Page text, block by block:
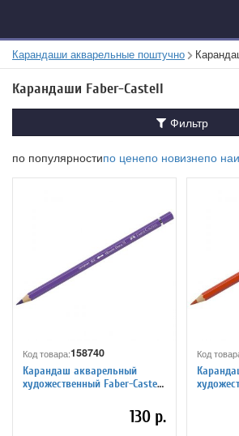
Карандаши акварельные поштучно
Карандаши Faber-Castell
Фильтр
по популярностипо ценепо новизнепо
Код товара:158740
Карандаш акварельный
художественный Faber-Castell
130 р.
Код